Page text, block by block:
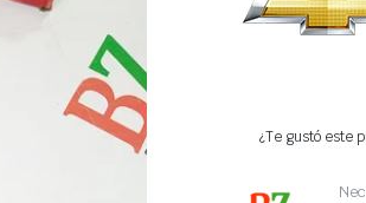
¿Te gustó este